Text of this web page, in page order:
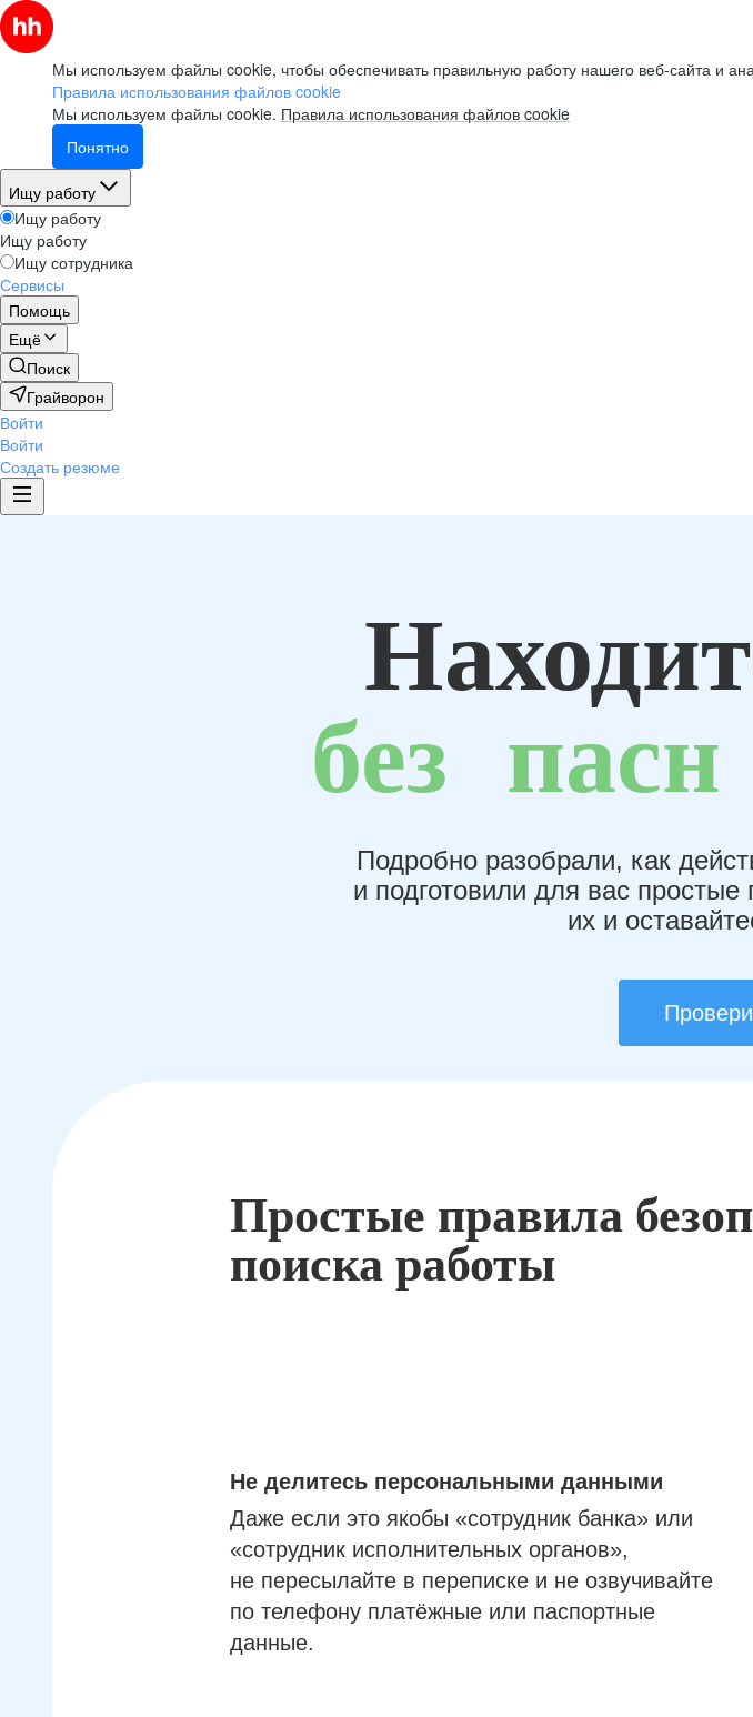
Мы используем файлы cookie, чтобы обеспечивать правильную работу нашего веб-сайта и
Правила использования файлов cookie
Мы используем файлы cookie. Правила использования файлов cookie
Понятно
Ищу работу
Ищу работу
Ищу работу
Ищу сотрудника
Сервисы
Помощь
Ещё
Поиск
Грайворон
Войти
Войти
Создать резюме
без пасн
Подробно разобрали, как
и подготовили для вас
их и
Простые правила
поиска работы
Не делитесь персональными данными
Даже если это якобы «сотрудник банка» или
«сотрудник исполнительных органов»,
не пересылайте в переписке и не озвучивайте
по телефону платёжные или паспортные
данные.